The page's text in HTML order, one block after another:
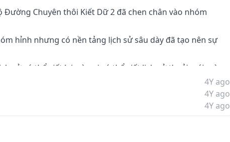
Chuyên thôi Kiết Dữ 2 đã chen chân vào nhóm
hỉnh nhưng có nền tảng lịch sử sâu dày đã tạo nên sự
sử có thể viết lại, còn ai có thể viết lịch sử thoải mái mà
tướng mạo bình thường, trí tuệ bình thường, nghị lực
4Y ago
4Y ago
4Y ago